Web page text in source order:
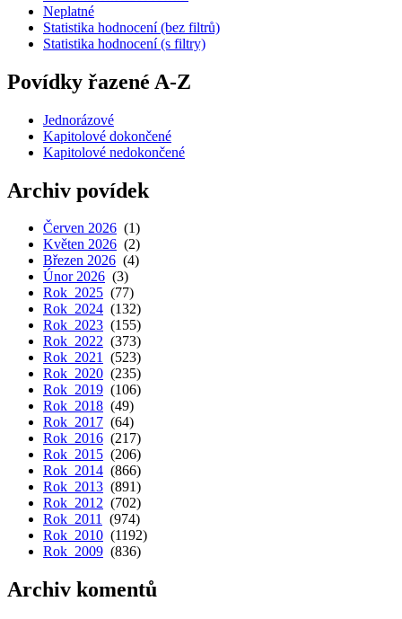
Neplatné
Statistika hodnocení (bez filtrů)
Statistika hodnocení (s filtry)
Povídky řazené A-Z
Jednorázové
Kapitolové dokončené
Kapitolové nedokončené
Archiv povídek
Červen 2026 (1)
Květen 2026 (2)
Březen 2026 (4)
Únor 2026 (3)
Rok 2025 (77)
Rok 2024 (132)
Rok 2023 (155)
Rok 2022 (373)
Rok 2021 (523)
Rok 2020 (235)
Rok 2019 (106)
Rok 2018 (49)
Rok 2017 (64)
Rok 2016 (217)
Rok 2015 (206)
Rok 2014 (866)
Rok 2013 (891)
Rok 2012 (702)
Rok 2011 (974)
Rok 2010 (1192)
Rok 2009 (836)
Archiv komentů